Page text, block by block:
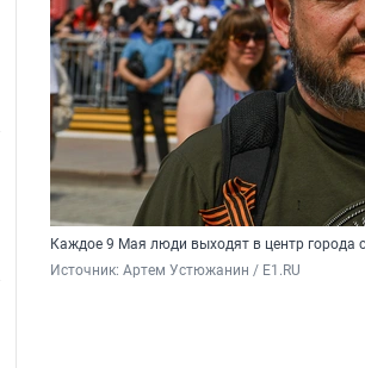
Каждое 9 Мая люди выходят в центр города
Источник: Артем Устюжанин / E1.RU